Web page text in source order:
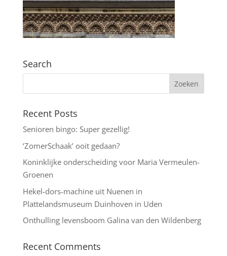
Search
Recent Posts
Senioren bingo: Super gezellig!
‘ZomerSchaak’ ooit gedaan?
Koninklijke onderscheiding voor Maria Vermeulen-
Groenen
Hekel-dors-machine uit Nuenen in
Plattelandsmuseum Duinhoven in Uden
Onthulling levensboom Galina van den Wildenberg
Recent Comments